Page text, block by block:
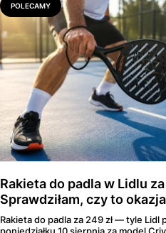
POLECAMY
Rakieta do padla w Lidlu za
Sprawdziłam, czy to okazja
Rakieta do padla za 249 zł — tyle Lidl